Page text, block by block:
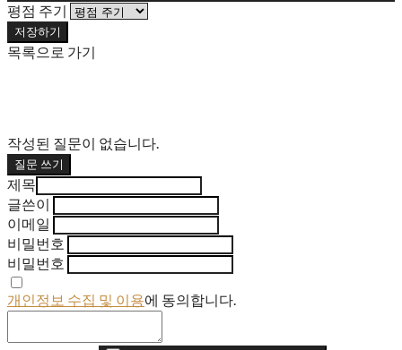
평점 주기
저장하기
목록으로 가기
작성된 질문이 없습니다.
질문 쓰기
제목
글쓴이
이메일
비밀번호
비밀번호
개인정보 수집 및 이용에 동의합니다.